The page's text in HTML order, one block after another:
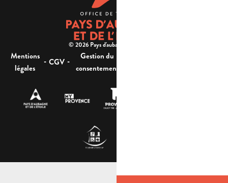
© 2026 Pays d'aubagne et de l'étoile -
Mentions
légales
- CGV -
Gestion du
consentement